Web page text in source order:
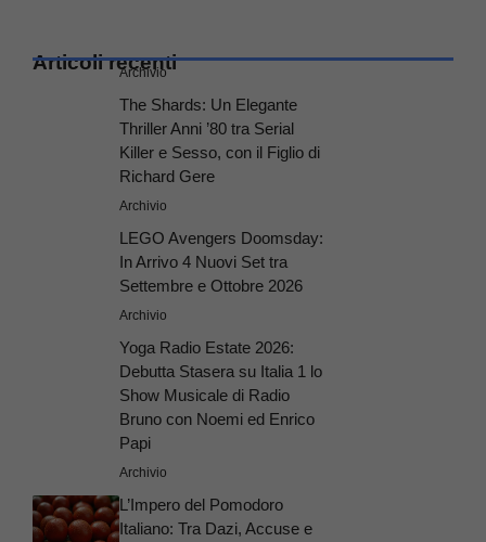
Articoli recenti
Archivio
The Shards: Un Elegante
Thriller Anni ’80 tra Serial
Killer e Sesso, con il Figlio di
Richard Gere
Archivio
LEGO Avengers Doomsday:
In Arrivo 4 Nuovi Set tra
Settembre e Ottobre 2026
Archivio
Yoga Radio Estate 2026:
Debutta Stasera su Italia 1 lo
Show Musicale di Radio
Bruno con Noemi ed Enrico
Papi
Archivio
L’Impero del Pomodoro
Italiano: Tra Dazi, Accuse e